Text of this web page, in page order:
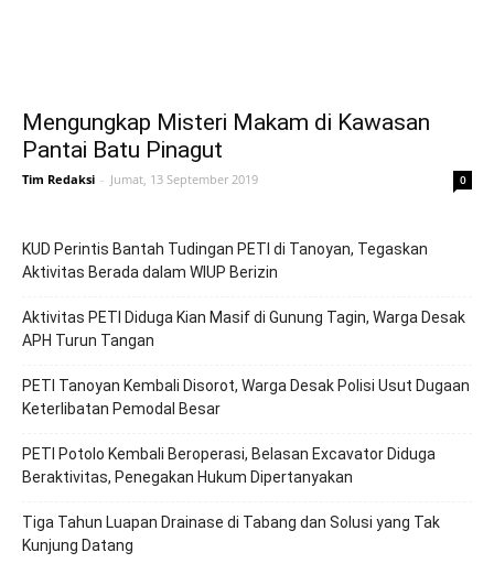
Mengungkap Misteri Makam di Kawasan
Pantai Batu Pinagut
Tim Redaksi - Jumat, 13 September 2019 0
KUD Perintis Bantah Tudingan PETI di Tanoyan, Tegaskan
Aktivitas Berada dalam WIUP Berizin
Aktivitas PETI Diduga Kian Masif di Gunung Tagin, Warga Desak
APH Turun Tangan
PETI Tanoyan Kembali Disorot, Warga Desak Polisi Usut Dugaan
Keterlibatan Pemodal Besar
PETI Potolo Kembali Beroperasi, Belasan Excavator Diduga
Beraktivitas, Penegakan Hukum Dipertanyakan
Tiga Tahun Luapan Drainase di Tabang dan Solusi yang Tak
Kunjung Datang